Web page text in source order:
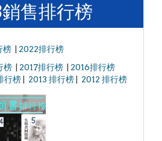
售排行榜
榜| 2022排行榜
榜| 2017排行榜| 2016排行榜
行榜| 2013 排行榜| 2012 排行榜